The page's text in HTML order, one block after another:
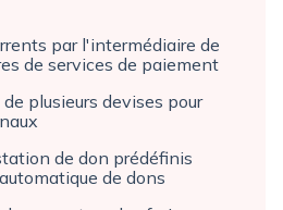
par l'intermédiaire de
de services de paiement
plusieurs devises pour
de don prédéfinis
de dons